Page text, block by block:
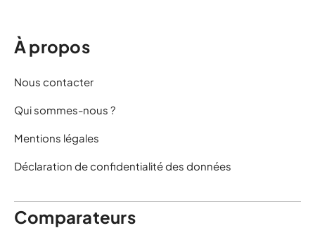
À propos
Nous contacter
Qui sommes-nous ?
Mentions légales
Déclaration de confidentialité des données
Comparateurs